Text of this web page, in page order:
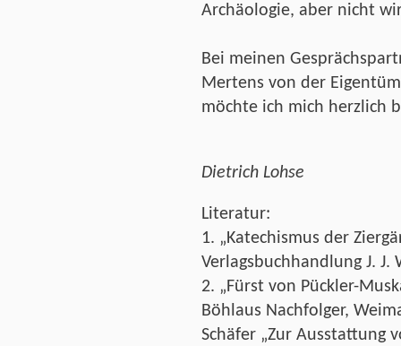
Archäologie, aber nicht
Bei meinen
Mertens von der
möchte ich mich herzlich
Dietrich Lohse
Literatur:
1. „Katechismus der
Verlagsbuchhandlung J. J.
2. „Fürst von Pückler-
Böhlaus Nachfolger,
Schäfer „Zur Ausstattung